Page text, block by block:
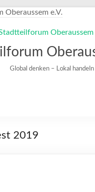
Global denken – Lokal handeln
2019